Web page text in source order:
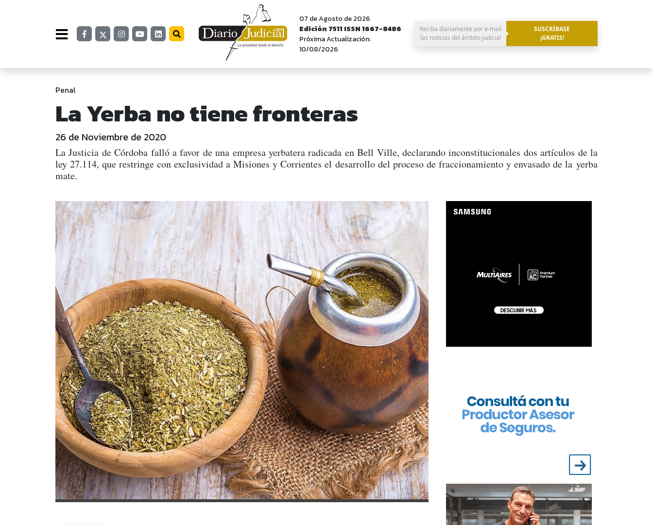
07 de Agosto de 2026
Edición 7511 ISSN 1667-8486
Próxima Actualización:
10/08/2026
Reciba diariamente por e-mail
las noticias del ámbito judicial
SUSCRÍBASE
¡GRATIS!
Penal
La Yerba no tiene fronteras
26 de Noviembre de 2020
La Justicia de Córdoba falló a favor de una empresa yerbatera radicada en Bell Ville, declarando inconstitucionales dos artículos de la
ley 27.114, que restringe con exclusividad a Misiones y Corrientes el desarrollo del proceso de fraccionamiento y envasado de la yerba
mate.